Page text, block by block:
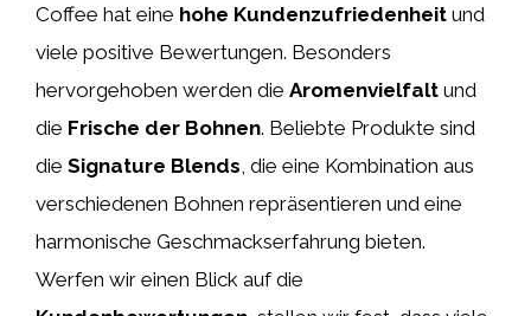
Coffee hat eine hohe Kundenzufriedenheit und
viele positive Bewertungen. Besonders
hervorgehoben werden die Aromenvielfalt und
die Frische der Bohnen. Beliebte Produkte sind
die Signature Blends , die eine Kombination aus
verschiedenen Bohnen repräsentieren und eine
harmonische Geschmackserfahrung bieten.
Werfen wir einen Blick auf die